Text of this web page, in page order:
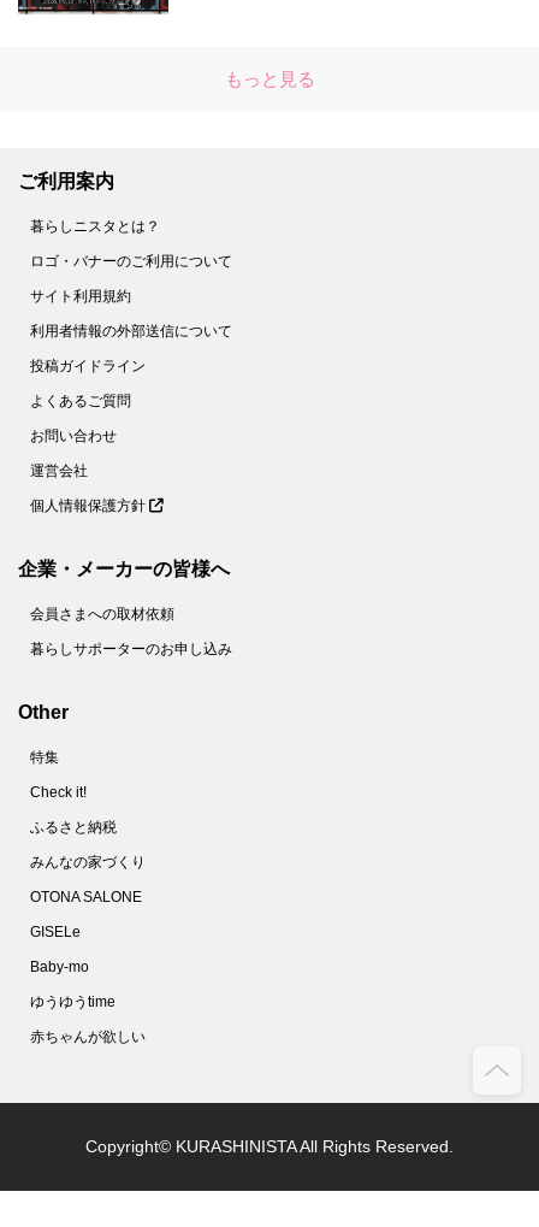
もっと見る
ご利用案内
暮らしニスタとは？
ロゴ・バナーのご利用について
サイト利用規約
利用者情報の外部送信について
投稿ガイドライン
よくあるご質問
お問い合わせ
運営会社
個人情報保護方針
企業・メーカーの皆様へ
会員さまへの取材依頼
暮らしサポーターのお申し込み
Other
特集
Check it!
ふるさと納税
みんなの家づくり
OTONA SALONE
GISELe
Baby-mo
ゆうゆうtime
赤ちゃんが欲しい
Copyright© KURASHINISTA All Rights Reserved.